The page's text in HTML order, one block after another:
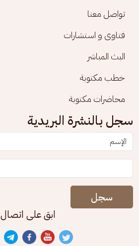
تواصل معنا
فتاوى و استشارات
البث المباشر
خطب مكتوبة
محاضرات مكتوبة
سجل بالنشرة البريدية
سجل
ابق على اتصال